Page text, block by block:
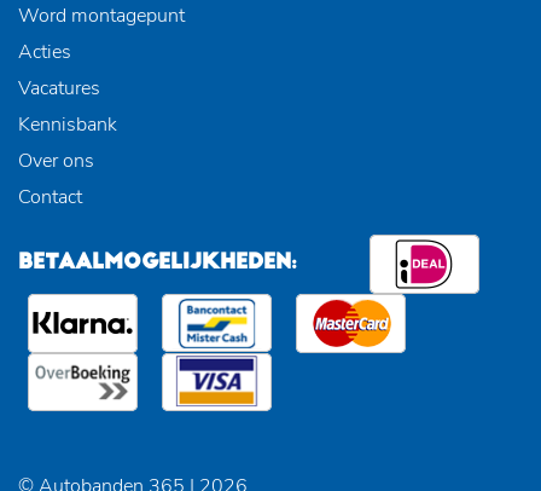
Word montagepunt
Acties
Vacatures
Kennisbank
Over ons
Contact
BETAALMOGELIJKHEDEN: